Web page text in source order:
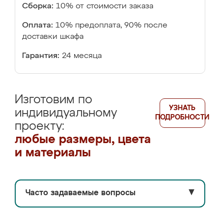
Сборка: 10% от стоимости заказа
Оплата: 10% предоплата, 90% после
доставки шкафа
Гарантия: 24 месяца
Изготовим по
индивидуальному
проекту:
любые размеры, цвета
и материалы
УЗНАТЬ
ПОДРОБНОСТИ
Часто задаваемые вопросы ▼